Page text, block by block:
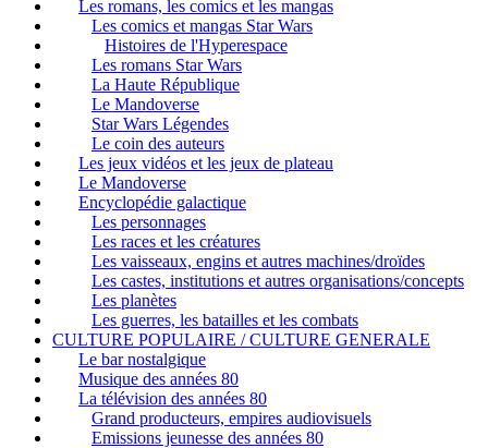
Les romans, les comics et les mangas
Les comics et mangas Star Wars
Histoires de l'Hyperespace
Les romans Star Wars
La Haute République
Le Mandoverse
Star Wars Légendes
Le coin des auteurs
Les jeux vidéos et les jeux de plateau
Le Mandoverse
Encyclopédie galactique
Les personnages
Les races et les créatures
Les vaisseaux, engins et autres machines/droïdes
Les castes, institutions et autres organisations/concepts
Les planètes
Les guerres, les batailles et les combats
CULTURE POPULAIRE / CULTURE GENERALE
Le bar nostalgique
Musique des années 80
La télévision des années 80
Grand producteurs, empires audiovisuels
Emissions jeunesse des années 80